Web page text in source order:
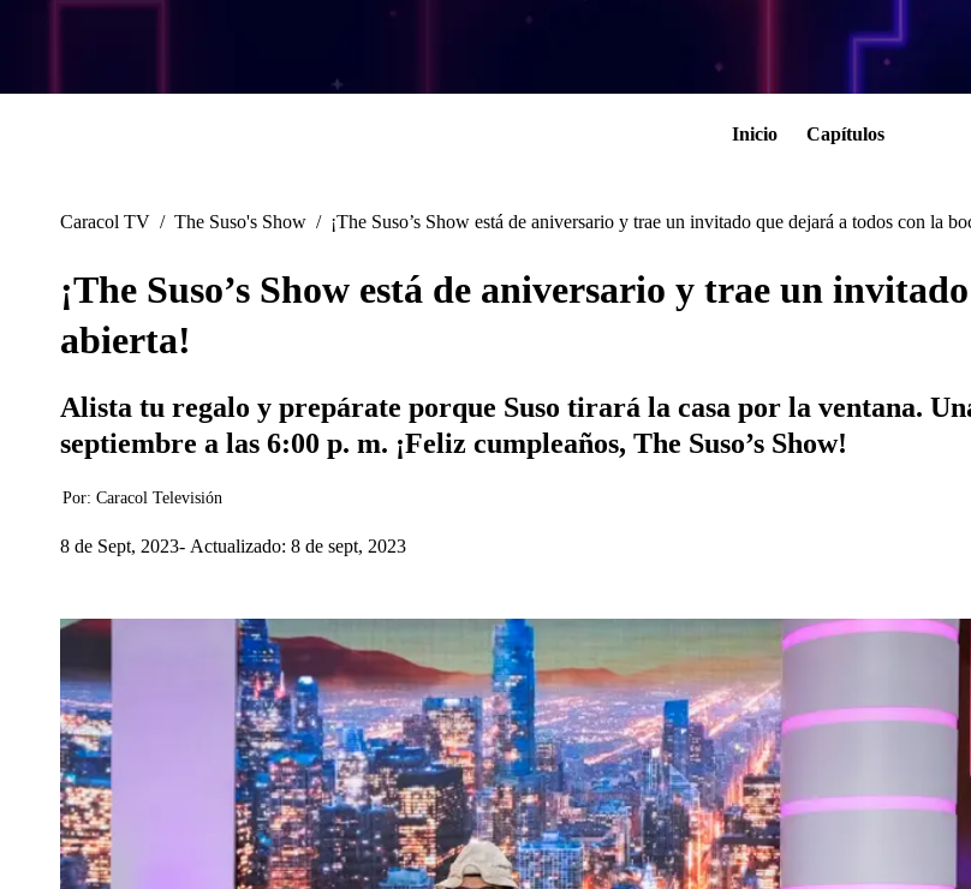
Inicio Capítulos
Caracol TV / The Suso's Show / ¡The Suso’s Show está de aniversario y trae un invitado que dejará a todos con la
¡The Suso’s Show está de aniversario y trae un
abierta!
Alista tu regalo y prepárate porque Suso tirará la casa por la ventana.
septiembre a las 6:00 p. m. ¡Feliz cumpleaños, The Suso’s Show!
Por: Caracol Televisión
8 de Sept, 2023 Actualizado: 8 de sept, 2023